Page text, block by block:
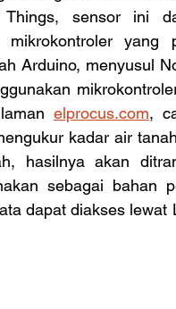
sensor ini
mikrokontroler yang
Arduino, menyusul
laman elprocus.com,
kadar air
hasilnya akan
sebagai bahan
dapat diakses lewat